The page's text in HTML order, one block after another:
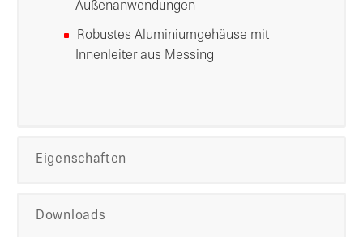
Außenanwendungen
Robustes Aluminiumgehäuse mit
Innenleiter aus Messing
Eigenschaften
Downloads